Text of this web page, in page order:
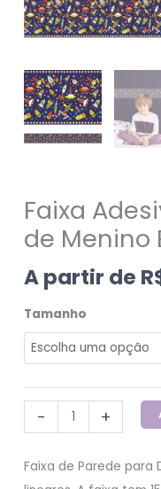
Faixa
de Menino
A partir de
Tamanho
- +
Faixa de Parede para